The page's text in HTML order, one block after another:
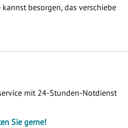
besorgen, das verschiebe
mit 24-Stunden-Notdienst
Sie gerne!